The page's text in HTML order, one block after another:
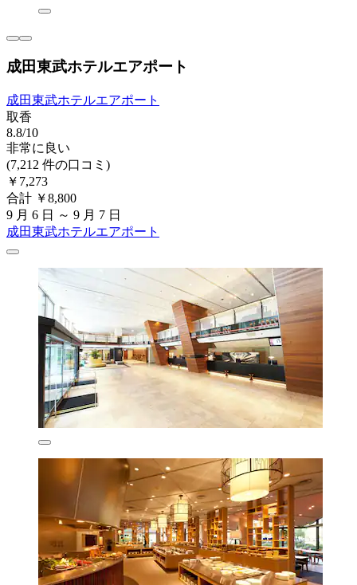
成田東武ホテルエアポート
成田東武ホテルエアポート
取香
8.8/10
非常に良い
(7,212 件の口コミ)
￥7,273
合計 ￥8,800
9 月 6 日 ～ 9 月 7 日
成田東武ホテルエアポート